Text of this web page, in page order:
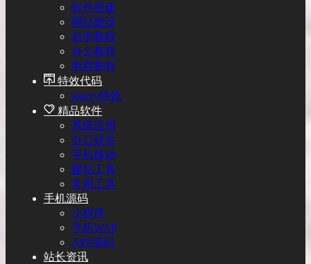
软件搭建
网站建设
自学教程
办公教程
电商教程
特效代码
jquery特效
精品软件
系统应用
办公软件
手机移动
建站工具
常用工具
手机源码
小程序
手机WAP
APP源码
站长资讯